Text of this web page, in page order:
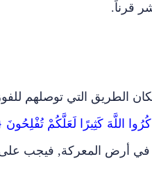
قرناً.
الطريق التي توصلهم
اللَّهَ كَثِيرًا لَعَلَّكُمْ تُفْلِحُونَ
في أرض المعركة, فيجب